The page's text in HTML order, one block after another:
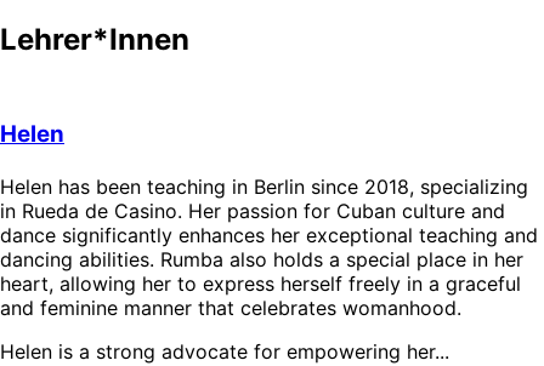
Lehrer*Innen
Helen
Helen has been teaching in Berlin since 2018, specializing
in Rueda de Casino. Her passion for Cuban culture and
dance significantly enhances her exceptional teaching and
dancing abilities. Rumba also holds a special place in her
heart, allowing her to express herself freely in a graceful
and feminine manner that celebrates womanhood.
Helen is a strong advocate for empowering her...